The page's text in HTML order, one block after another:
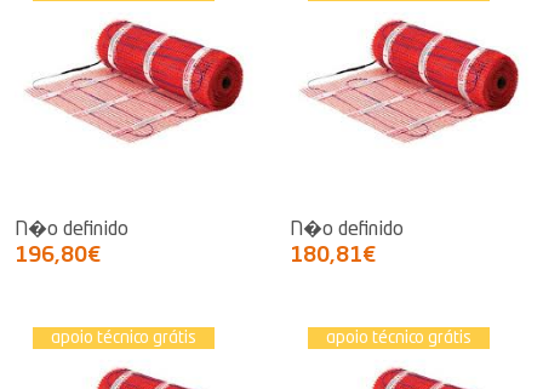
N�o definido
196,80€
N�o definido
180,81€
apoio técnico grátis apoio técnico grátis